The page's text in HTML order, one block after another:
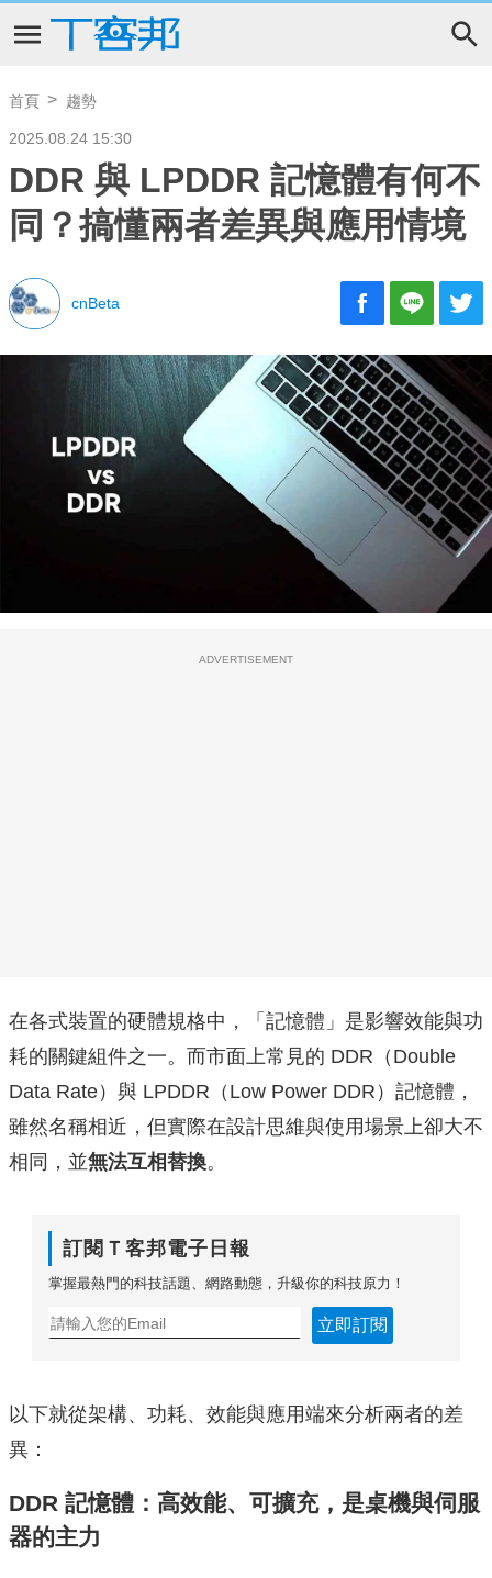
首頁 趨勢
2025.08.24 15:30
DDR 與 LPDDR 記憶體有何不
同？搞懂兩者差異與應用情境
cnBeta
ADVERTISEMENT
在各式裝置的硬體規格中，「記憶體」是影響效能與功
耗的關鍵組件之一。而市面上常見的 DDR（Double
Data Rate）與 LPDDR（Low Power DDR）記憶體，
雖然名稱相近，但實際在設計思維與使用場景上卻大不
相同，並無法互相替換。
訂閱Ｔ客邦電子日報
掌握最熱門的科技話題、網路動態，升級你的科技原力！
立即訂閱
以下就從架構、功耗、效能與應用端來分析兩者的差
異：
DDR 記憶體：高效能、可擴充，是桌機與伺服
器的主力